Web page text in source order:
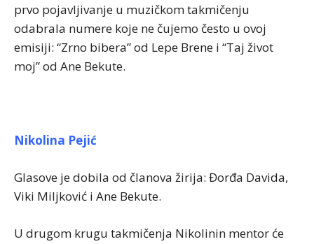
prvo pojavljivanje u muzičkom takmičenju
odabrala numere koje ne čujemo često u ovoj
emisiji: “Zrno bibera” od Lepe Brene i “Taj život
moj” od Ane Bekute.
Nikolina Pejić
Glasove je dobila od članova žirija: Đorđa Davida,
Viki Miljković i Ane Bekute.
U drugom krugu takmičenja Nikolinin mentor će